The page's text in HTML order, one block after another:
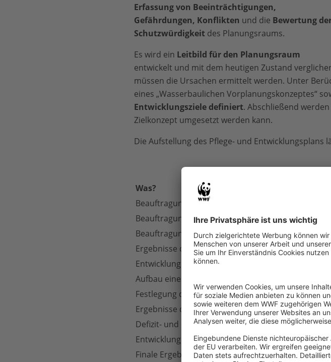
Erfassung von Beeinträchtigungen,
Gefährdungen, Konflikten und die Bewertung
Schutzwürdigkeit des Planungsraums.
Es wird ein Leitbild für den Planungsraum
entwickelt und mit dem heutigen Zustand
müssen die Ursachen ermittelt werden. Unter
eines „Wasserbaulichen Vorplanungskonzeptes“
Entwicklungsziele definiert. Abschließend
Zielkonzept umgesetzt werden kann.
Die Aufstellung des Pflege- und Entwicklungsplans
Was?
Beauftragung des PEPL
Beauftragung des „Wasserbaulichen
Beauftragung der „Sozioökonomischen Studie“
Ergebnisse der Erfassung, Vermessung und
Entwicklung des Leitbildes
Aufbau eines 3D-hydromorphologischen Modells
Festlegung der Szenarien, die
Ergebnisse der naturkundlichen
Defizit- und Ursachenanalyse hinsichtlich der
Entwicklung der Zielkonzeption
Finale Ergebnisse der „Sozioökonomischen Studie“